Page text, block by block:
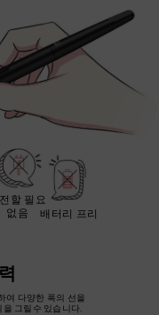
할 필요
없음
배터리 프리
여 다양한 폭의 선을
그릴수 있습니다.